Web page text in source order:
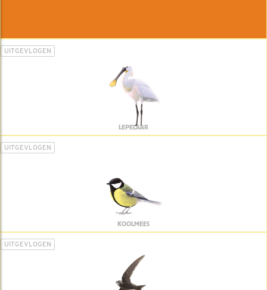
UITGEVLOGEN
LEPELAAR
UITGEVLOGEN
KOOLMEES
UITGEVLOGEN